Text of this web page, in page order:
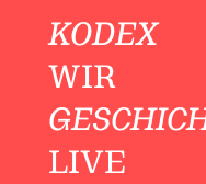
KODEX
WIR
LIVE